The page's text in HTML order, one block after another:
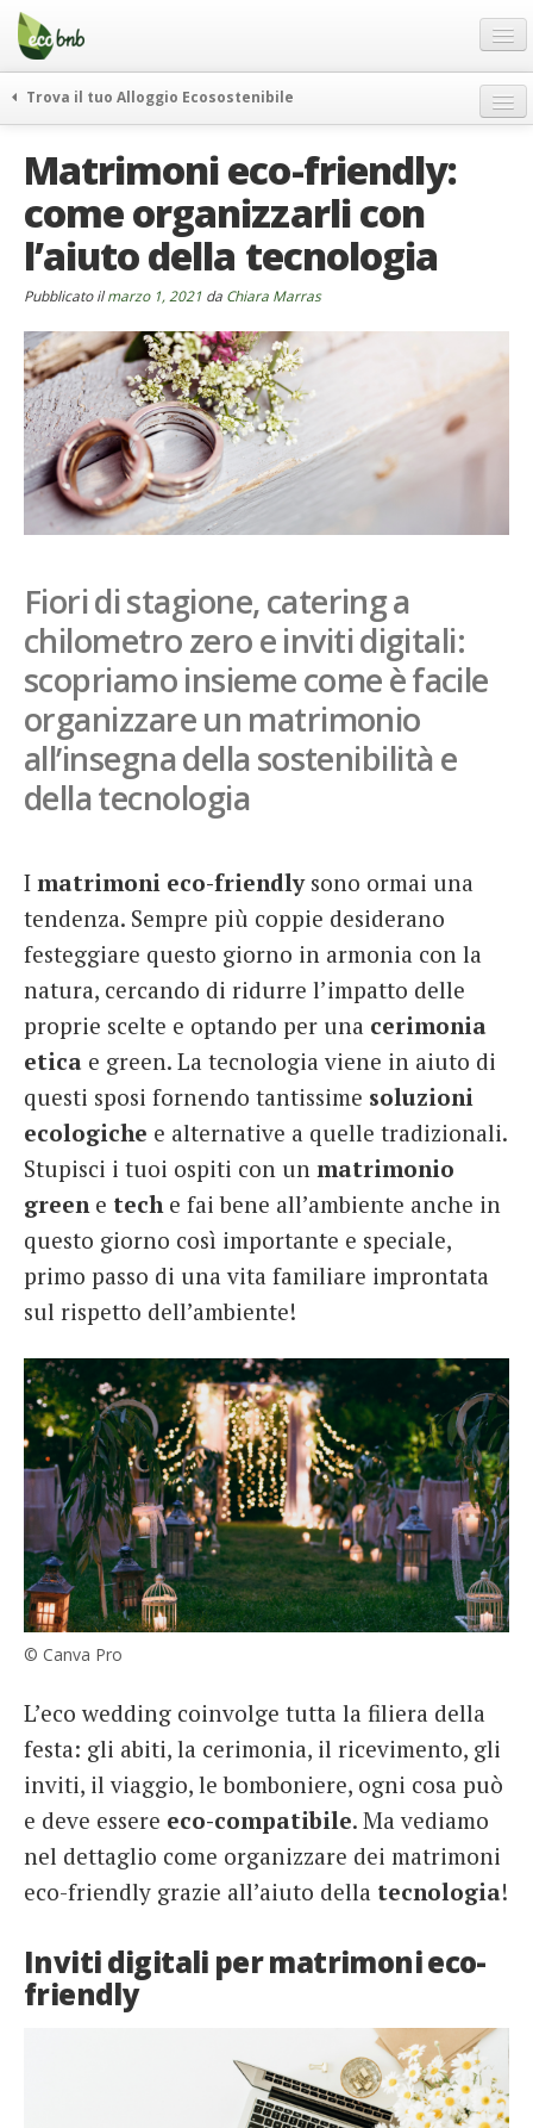
Menu
Salta
contenuto
Offerte Speciali
Regali
FAQ
Chi Siamo
Partner
Contatti
Italiano
German
English
Spanish
Italiano
Trova il tuo Alloggio Ecosostenibile
itinerari
curiosità
vivere e viaggiare verde
rassegna stampa
Matrimoni eco-friendly:
come organizzarli con
l’aiuto della tecnologia
Pubblicato ilmarzo 1, 2021 da Chiara Marras
Fiori di stagione, catering a
chilometro zero e inviti digitali:
scopriamo insieme come è facile
organizzare un matrimonio
all’insegna della sostenibilità e
della tecnologia
I matrimoni eco-friendlysono ormai una
tendenza. Sempre più coppie desiderano
festeggiare questo giorno in armonia con la
natura, cercando di ridurre l’impatto delle
proprie scelte e optando per una cerimonia
etica e green. La tecnologia viene in aiuto di
questi sposi fornendo tantissime soluzioni
ecologiche e alternative a quelle tradizionali.
Stupisci i tuoi ospiti con un matrimonio
greene teche fai bene all’ambiente anche in
questo giorno così importante e speciale,
primo passo di una vita familiare improntata
sul rispetto dell’ambiente!
© Canva Pro
L’eco wedding coinvolge tutta la filiera della
festa: gli abiti, la cerimonia, il ricevimento, gli
inviti, il viaggio, le bomboniere, ogni cosa può
e deve essere eco-compatibile. Ma vediamo
nel dettaglio come organizzare dei matrimoni
eco-friendly grazie all’aiuto della tecnologia!
Inviti digitali per matrimoni eco-
friendly